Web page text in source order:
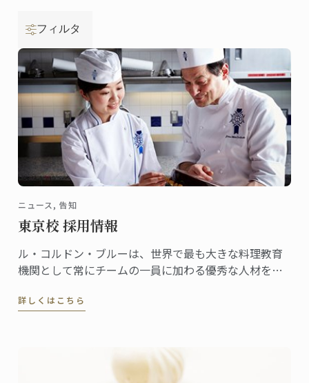
フィルタ
ニュース, 告知
東京校 採用情報
ル・コルドン・ブルーは、世界で最も大きな料理教育
機関として常にチームの一員に加わる優秀な人材を探
詳しくはこちら